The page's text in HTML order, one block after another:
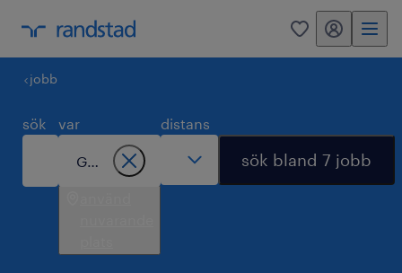
0 mitt randstad
jobb
sök var distans
sök bland 7 jobb